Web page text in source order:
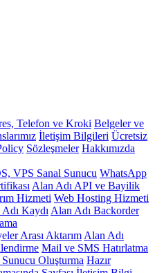
Telefon ve Kroki Belgeler ve
İletişim Bilgileri Ücretsiz
Sözleşmeler Hakkımızda
VPS Sanal Sunucu WhatsApp
Alan Adı API ve Bayilik
Hizmeti Web Hosting Hizmeti
Kaydı Alan Adı Backorder
Arası Aktarım Alan Adı
Mail ve SMS Hatırlatma
Oluşturma Hazır